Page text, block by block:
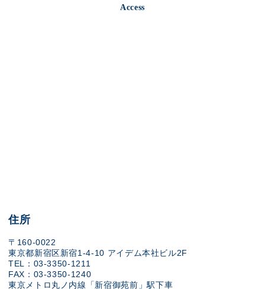
Access
住所
〒160-0022
東京都新宿区新宿1-4-10 アイデム本社ビル2F
TEL：03-3350-1211
FAX：03-3350-1240
東京メトロ丸ノ内線「新宿御苑前」駅下車